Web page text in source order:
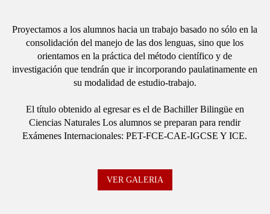
Proyectamos a los alumnos hacia un trabajo basado no sólo en la
consolidación del manejo de las dos lenguas, sino que los
orientamos en la práctica del método científico y de
investigación que tendrán que ir incorporando paulatinamente en
su modalidad de estudio-trabajo.
El título obtenido al egresar es el de Bachiller Bilingüe en
Ciencias Naturales Los alumnos se preparan para rendir
Exámenes Internacionales: PET-FCE-CAE-IGCSE Y ICE.
VER GALERIA